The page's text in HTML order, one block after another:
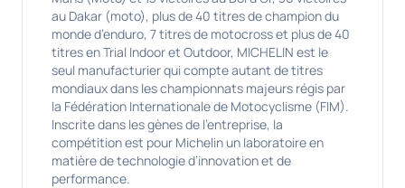
au Dakar (moto), plus de 40 titres de champion du
monde d’enduro, 7 titres de motocross et plus de 40
titres en Trial Indoor et Outdoor, MICHELIN est le
seul manufacturier qui compte autant de titres
mondiaux dans les championnats majeurs régis par
la Fédération Internationale de Motocyclisme (FIM).
Inscrite dans les gènes de l’entreprise, la
compétition est pour Michelin un laboratoire en
matière de technologie d’innovation et de
performance.